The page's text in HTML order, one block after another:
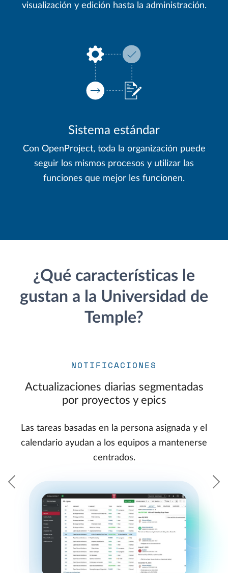
visualización y edición hasta la administración.
Sistema estándar
Con OpenProject, toda la organización puede
seguir los mismos procesos y utilizar las
funciones que mejor les funcionen.
¿Qué características le
gustan a la Universidad de
Temple?
NOTIFICACIONES
Actualizaciones diarias segmentadas
por proyectos y epics
Las tareas basadas en la persona asignada y el
calendario ayudan a los equipos a mantenerse
centrados.
Anterior